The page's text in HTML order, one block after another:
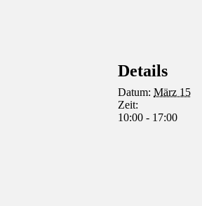
Details
Datum: März 15
Zeit:
10:00 - 17:00